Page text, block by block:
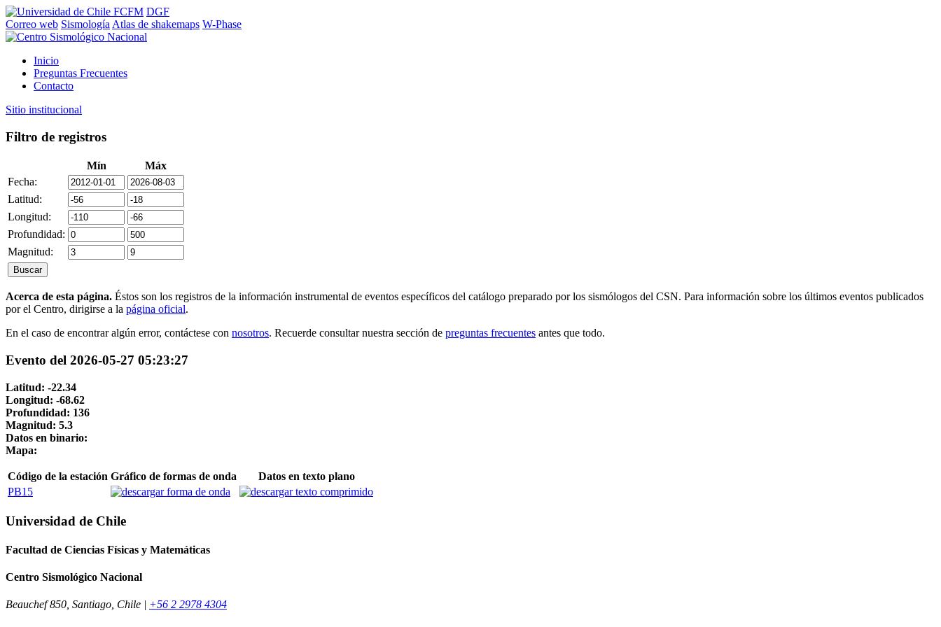
FCFM DGF
Correo web Sismología Atlas de shakemaps W-Phase
Inicio
Preguntas Frecuentes
Contacto
Sitio institucional
Filtro de registros
Mín
Máx
Fecha:
Latitud:
Longitud:
Profundidad:
Magnitud:
Acerca de esta página. Éstos son los registros de la información instrumental de eventos específicos del catálogo preparado por los sismólogos del CSN. Para información sobre los últimos eventos publicados
por el Centro, dirigirse a la página oficial.
En el caso de encontrar algún error, contáctese con nosotros. Recuerde consultar nuestra sección de preguntas frecuentes antes que todo.
Evento del 2026-05-27 05:23:27
Latitud: -22.34
Longitud: -68.62
Profundidad: 136
Magnitud: 5.3
Datos en binario:
Mapa:
Código de la estación Gráfico de formas de onda
Datos en texto plano
PB15
Universidad de Chile
Facultad de Ciencias Físicas y Matemáticas
Centro Sismológico Nacional
Beauchef 850, Santiago, Chile | +56 2 2978 4304